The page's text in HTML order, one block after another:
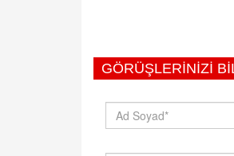
GÖRÜŞLERINIZI